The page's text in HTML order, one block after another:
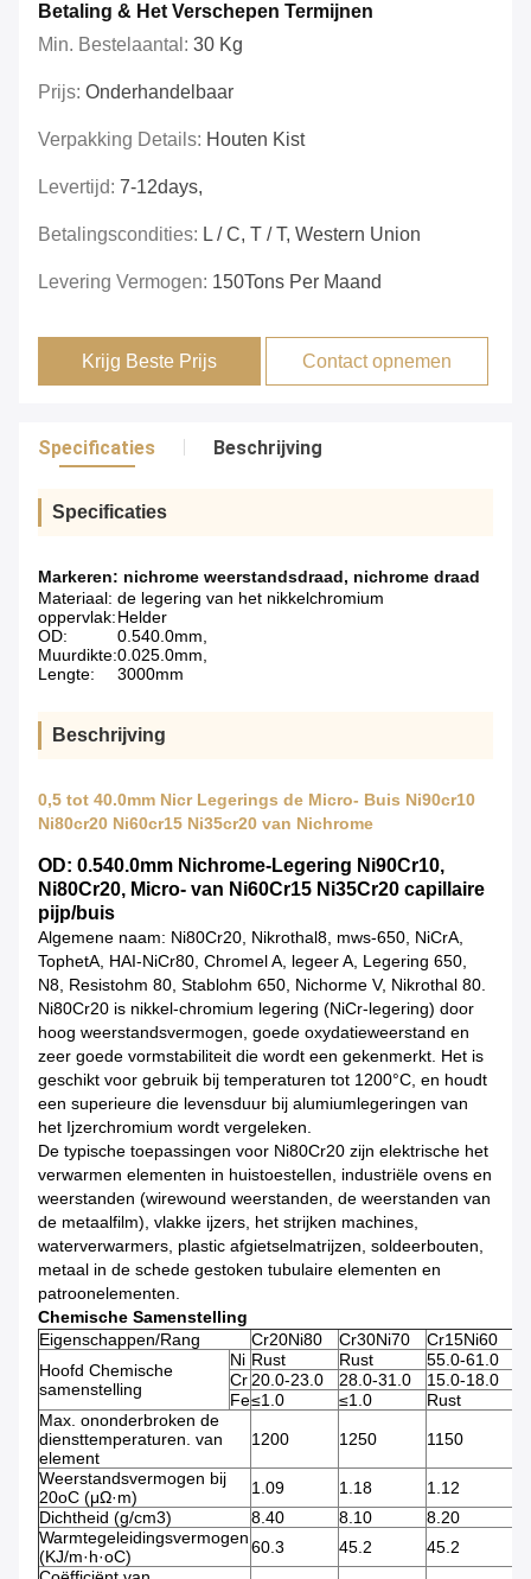
Betaling & Het Verschepen Termijnen
Min. Bestelaantal: 30 Kg
Prijs: Onderhandelbaar
Verpakking Details: Houten Kist
Levertijd: 7-12days,
Betalingscondities: L / C, T / T, Western Union
Levering Vermogen: 150Tons Per Maand
Krijg Beste Prijs Contact opnemen
Specificaties Beschrijving
Specificaties
Markeren: nichrome weerstandsdraad, nichrome draad
Materiaal: de legering van het nikkelchromium
oppervlak:Helder
OD:
0.540.0mm,
Muurdikte:0.025.0mm,
Lengte:
3000mm
Beschrijving
0,5 tot 40.0mm Nicr Legerings de Micro- Buis Ni90cr10
Ni80cr20 Ni60cr15 Ni35cr20 van Nichrome
OD: 0.540.0mm Nichrome-Legering Ni90Cr10,
Ni80Cr20, Micro- van Ni60Cr15 Ni35Cr20 capillaire
pijp/buis
Algemene naam: Ni80Cr20, Nikrothal8, mws-650, NiCrA,
TophetA, HAI-NiCr80, Chromel A, legeer A, Legering 650,
N8, Resistohm 80, Stablohm 650, Nichorme V, Nikrothal 80.
Ni80Cr20 is nikkel-chromium legering (NiCr-legering) door
hoog weerstandsvermogen, goede oxydatieweerstand en
zeer goede vormstabiliteit die wordt een gekenmerkt. Het is
geschikt voor gebruik bij temperaturen tot 1200°C, en houdt
een superieure die levensduur bij alumiumlegeringen van
het Ijzerchromium wordt vergeleken.
De typische toepassingen voor Ni80Cr20 zijn elektrische het
verwarmen elementen in huistoestellen, industriële ovens en
weerstanden (wirewound weerstanden, de weerstanden van
de metaalfilm), vlakke ijzers, het strijken machines,
waterverwarmers, plastic afgietselmatrijzen, soldeerbouten,
metaal in de schede gestoken tubulaire elementen en
patroonelementen.
Chemische Samenstelling
Eigenschappen/Rang
Cr20Ni80 Cr30Ni70 Cr15Ni60
Hoofd Chemische
samenstelling
Ni Rust Rust 55.0-61.0
Cr20.0-23.0 28.0-31.0 15.0-18.0
Fe≤1.0 ≤1.0 Rust
Max. ononderbroken de
diensttemperaturen. van
element
1200 1250 1150
Weerstandsvermogen bij
20oC (μΩ·m)
1.09 1.18 1.12
Dichtheid (g/cm3)
8.40 8.10 8.20
Warmtegeleidingsvermogen
(KJ/m·h·oC)
60.3 45.2 45.2